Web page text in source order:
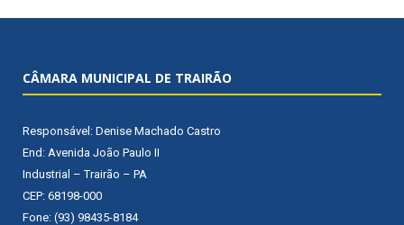
CÂMARA MUNICIPAL DE TRAIRÃO
Responsável: Denise Machado Castro
End: Avenida João Paulo II
Industrial – Trairão – PA
CEP: 68198-000
Fone: (93) 98435-8184